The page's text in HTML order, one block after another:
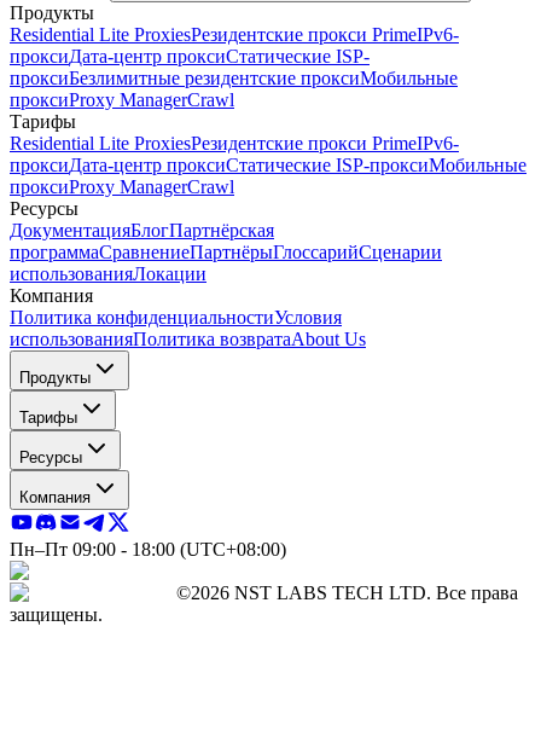
Продукты
Residential Lite ProxiesРезидентские прокси PrimeIPv6-
проксиДата-центр проксиСтатические ISP-
проксиБезлимитные резидентские проксиМобильные
проксиProxy ManagerCrawl
Тарифы
Residential Lite ProxiesРезидентские прокси PrimeIPv6-
проксиДата-центр проксиСтатические ISP-проксиМобильные
проксиProxy ManagerCrawl
Ресурсы
ДокументацияБлогПартнёрская
программаСравнениеПартнёрыГлоссарийСценарии
использованияЛокации
Компания
Политика конфиденциальностиУсловия
использованияПолитика возвратаAbout Us
Продукты
Тарифы
Ресурсы
Компания
Пн–Пт 09:00 - 18:00 (UTC+08:00)
©2026 NST LABS TECH LTD. Все права
защищены.